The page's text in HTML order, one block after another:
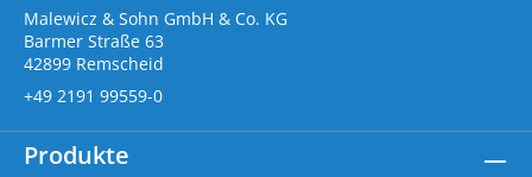
Malewicz & Sohn GmbH & Co. KG
Barmer Straße 63
42899 Remscheid
+49 2191 99559-0
Produkte